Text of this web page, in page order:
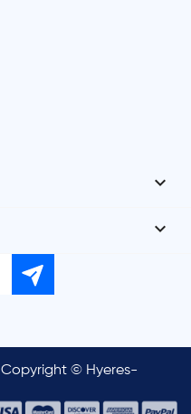


Copyright © Hyeres-